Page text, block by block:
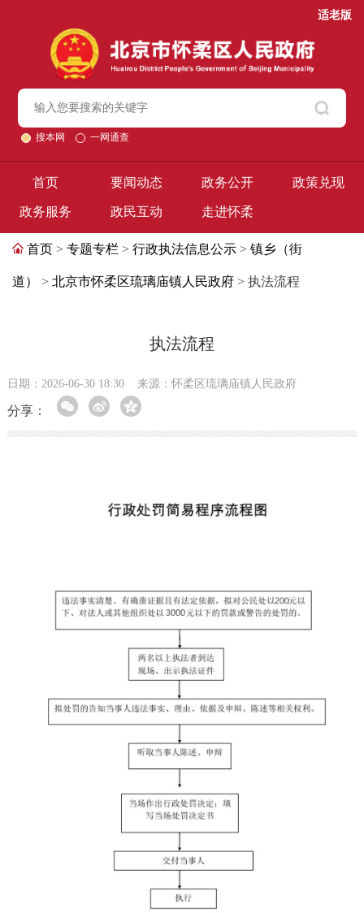
适老版
搜本网 一网通查
首页 要闻动态 政务公开 政策兑现
政务服务 政民互动 走进怀柔
首页 > 专题专栏 > 行政执法信息公示 > 镇乡（街
道） > 北京市怀柔区琉璃庙镇人民政府 > 执法流程
执法流程
日期：2026-06-30 18:30 来源：​怀柔区琉璃庙镇人民政府
分享：